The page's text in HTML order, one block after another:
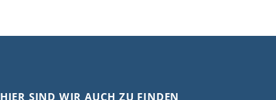
HIER SIND WIR AUCH ZU FINDEN